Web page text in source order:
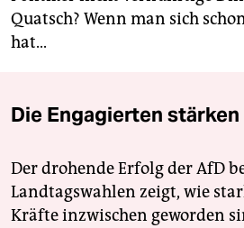
Quatsch? Wenn man sich
hat...
Die Engagierten stärken
Der drohende Erfolg der AfD
Landtagswahlen zeigt, wie
Kräfte inzwischen geworden